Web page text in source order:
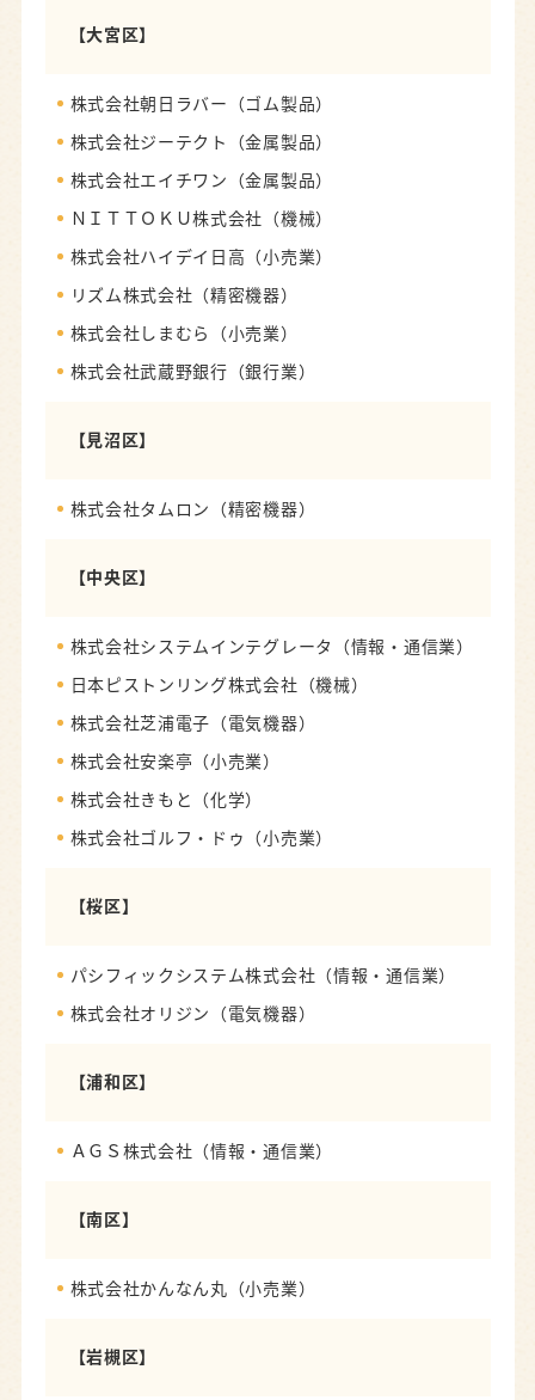
【大宮区】
株式会社朝日ラバー（ゴム製品）
株式会社ジーテクト（金属製品）
株式会社エイチワン（金属製品）
ＮＩＴＴＯＫＵ株式会社（機械）
株式会社ハイデイ日高（小売業）
リズム株式会社（精密機器）
株式会社しまむら（小売業）
株式会社武蔵野銀行（銀行業）
【見沼区】
株式会社タムロン（精密機器）
【中央区】
株式会社システムインテグレータ（情報・通信業）
日本ピストンリング株式会社（機械）
株式会社芝浦電子（電気機器）
株式会社安楽亭（小売業）
株式会社きもと（化学）
株式会社ゴルフ・ドゥ（小売業）
【桜区】
パシフィックシステム株式会社（情報・通信業）
株式会社オリジン（電気機器）
【浦和区】
ＡＧＳ株式会社（情報・通信業）
【南区】
株式会社かんなん丸（小売業）
【岩槻区】